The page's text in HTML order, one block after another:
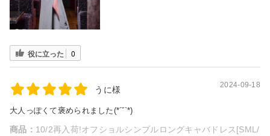
役に立った 0
うに様 2024-09-18
大人っぽくて褒められました(*´˘`*)
商品： 10/2再入荷!オフショルシンプルロングキャバドレス[SML/